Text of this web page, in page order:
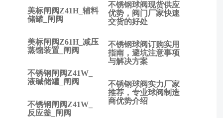
美标闸阀Z41H_辅料
储罐_闸阀
美标闸阀Z61H_减压
蒸馏装置_闸阀
不锈钢闸阀Z41W_
液碱储罐_闸阀
不锈钢闸阀Z41W_
反应釜_闸阀
不锈钢球阀现货供应
优势，阀门厂家快速
交货的好处
不锈钢球阀订购实用
指南，避坑注意事项
与解决方案
不锈钢球阀实力厂家
推荐，专业球阀制造
商优势介绍
阀在
压力
容器
上安
装有
求？